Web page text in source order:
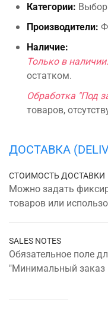
Категории: Выбор
Производители:
Наличие:
Только в наличии:
остатком.
Обработка "Под
товаров,
ДОСТАВКА
СТОИМОСТЬ ДОСТАВКИ
Можно задать
товаров или
SALES NOTES
Обязательное поле
"Минимальный заказ